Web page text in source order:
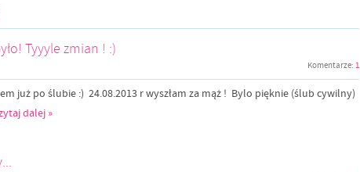
Tyyyle zmian ! :)
Komentarze: 1
już po ślubie :) 24.08.2013 r wyszłam za mąż ! Bylo pięknie (ślub cywilny)
dalej »